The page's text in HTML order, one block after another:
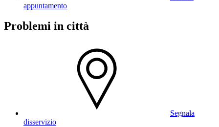
appuntamento
Problemi in città
Segnala
disservizio